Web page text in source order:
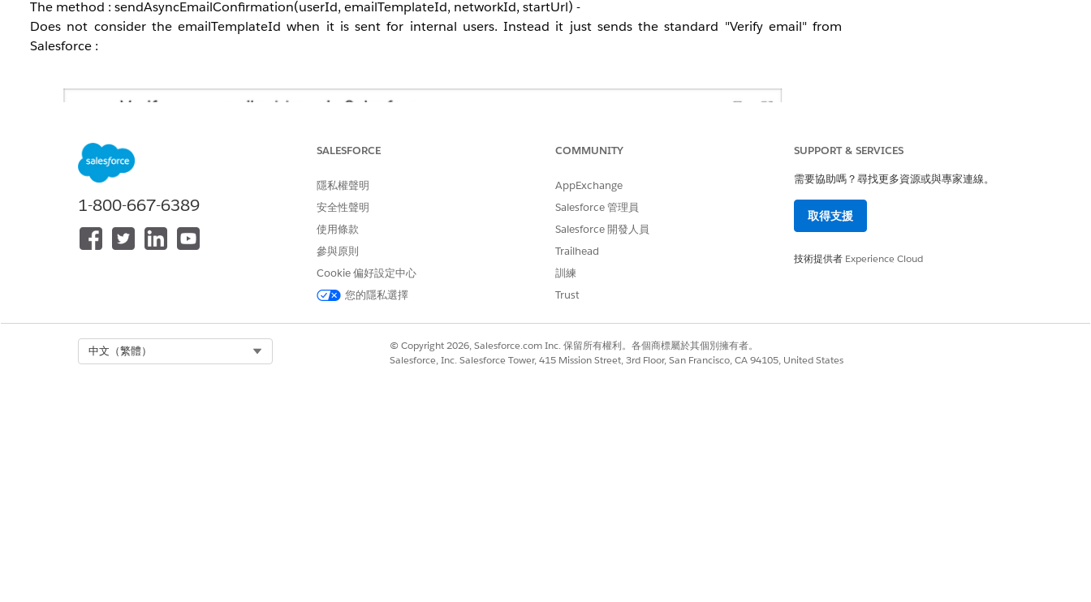
The method : sendAsyncEmailConfirmation(userId, emailTemplateId, networkId, startUrl) -
Does not consider the emailTemplateId when it is sent for internal users. Instead it just sends the standard "Verify email" from
Salesforce :
1-800-667-6389
SALESFORCE
隱私權聲明
安全性聲明
使用條款
參與原則
Cookie 偏好設定中心
您的隱私選擇
COMMUNITY
AppExchange
Salesforce 管理員
Salesforce 開發人員
Trailhead
訓練
Trust
SUPPORT & SERVICES
需要協助嗎？尋找更多資源或與專家連線。
取得支援
技術提供者 Experience Cloud
中文（繁體）
© Copyright 2026, Salesforce.com Inc. 保留所有權利。各個商標屬於其個別擁有者。
Salesforce, Inc. Salesforce Tower, 415 Mission Street, 3rd Floor, San Francisco, CA 94105, United States